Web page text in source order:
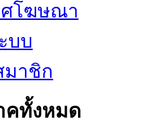
ศโฆษณา
บบ
มาชิก
คทั้งหมด